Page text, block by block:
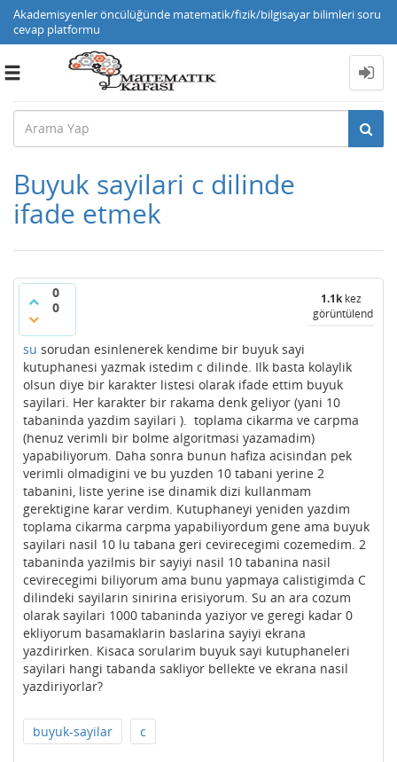
Akademisyenler öncülüğünde matematik/fizik/bilgisayar bilimleri soru
cevap platformu
Toggle
Buyuk sayilari c dilinde
ifade etmek
0
0
1.1kkez
görüntülendi
su sorudan esinlenerek kendime bir buyuk sayi
kutuphanesi yazmak istedim c dilinde. Ilk basta kolaylik
olsun diye bir karakter listesi olarak ifade ettim buyuk
sayilari. Her karakter bir rakama denk geliyor (yani 10
tabaninda yazdim sayilari ). toplama cikarma ve carpma
(henuz verimli bir bolme algoritmasi yazamadim)
yapabiliyorum. Daha sonra bunun hafiza acisindan pek
verimli olmadigini ve bu yuzden 10 tabani yerine 2
tabanini, liste yerine ise dinamik dizi kullanmam
gerektigine karar verdim. Kutuphaneyi yeniden yazdim
toplama cikarma carpma yapabiliyordum gene ama buyuk
sayilari nasil 10 lu tabana geri cevirecegimi cozemedim. 2
tabaninda yazilmis bir sayiyi nasil 10 tabanina nasil
cevirecegimi biliyorum ama bunu yapmaya calistigimda C
dilindeki sayilarin sinirina erisiyorum. Su an ara cozum
olarak sayilari 1000 tabaninda yaziyor ve geregi kadar 0
ekliyorum basamaklarin baslarina sayiyi ekrana
yazdirirken. Kisaca sorularim buyuk sayi kutuphaneleri
sayilari hangi tabanda sakliyor bellekte ve ekrana nasil
yazdiriyorlar?
buyuk-sayilar c